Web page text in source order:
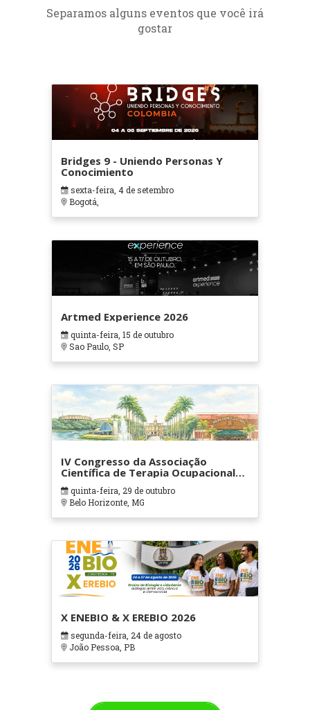
Separamos alguns eventos que você irá
gostar
Bridges 9 - Uniendo Personas Y
Conocimiento
sexta-feira, 4 de setembro
Bogotá,
Artmed Experience 2026
quinta-feira, 15 de outubro
Sao Paulo, SP
IV Congresso da Associação
Científica de Terapia Ocupacional
em Contextos Hospitalares e
Cuidados Paliativos - ATOHOSP
quinta-feira, 29 de outubro
Belo Horizonte, MG
X ENEBIO & X EREBIO 2026
segunda-feira, 24 de agosto
João Pessoa, PB